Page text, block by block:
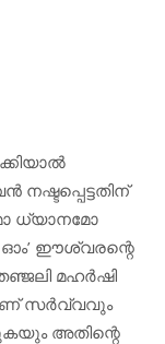
ധ്യാനമോ
ഓം’ ഈശ്വരന്റെ
മഹര്‍ഷി
സര്‍വ്വവും
അതിന്റെ